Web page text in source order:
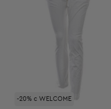
-20% с WELCOME